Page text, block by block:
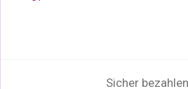
Sicher